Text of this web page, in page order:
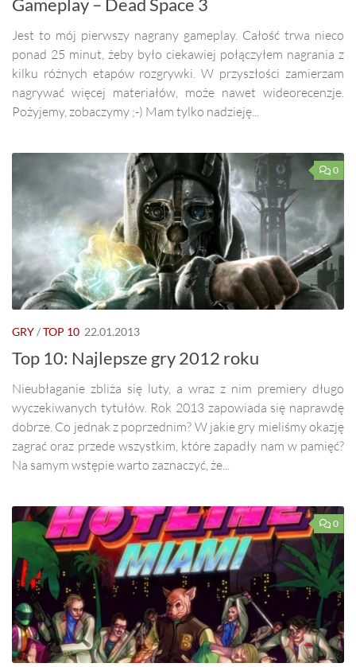
Gameplay – Dead Space 3
Jest to mój pierwszy nagrany gameplay. Całość trwa nieco
ponad 25 minut, żeby było ciekawiej połączyłem nagrania z
kilku różnych etapów rozgrywki. W przyszłości zamierzam
nagrywać więcej materiałów, może nawet wideorecenzje.
Pożyjemy, zobaczymy ;-) Mam tylko nadzieję...
0
GRY/TOP 10 22.01.2013
Top 10: Najlepsze gry 2012 roku
Nieubłaganie zbliża się luty, a wraz z nim premiery długo
wyczekiwanych tytułów. Rok 2013 zapowiada się naprawdę
dobrze. Co jednak z poprzednim? W jakie gry mieliśmy okazję
zagrać oraz przede wszystkim, które zapadły nam w pamięć?
Na samym wstępie warto zaznaczyć, że...
0